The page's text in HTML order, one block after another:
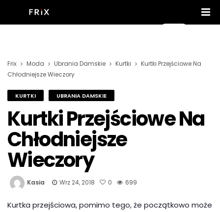
Frix Moda Ubrania Damskie Kurtki
Kurtki Przejściowe Na
Chłodniejsze Wieczory
KURTKI UBRANIA DAMSKIE
Kurtki Przejściowe Na
Chłodniejsze
Wieczory
Kasia Wrz 24, 2018 0 699
Kurtka przejściowa, pomimo tego, że początkowo może